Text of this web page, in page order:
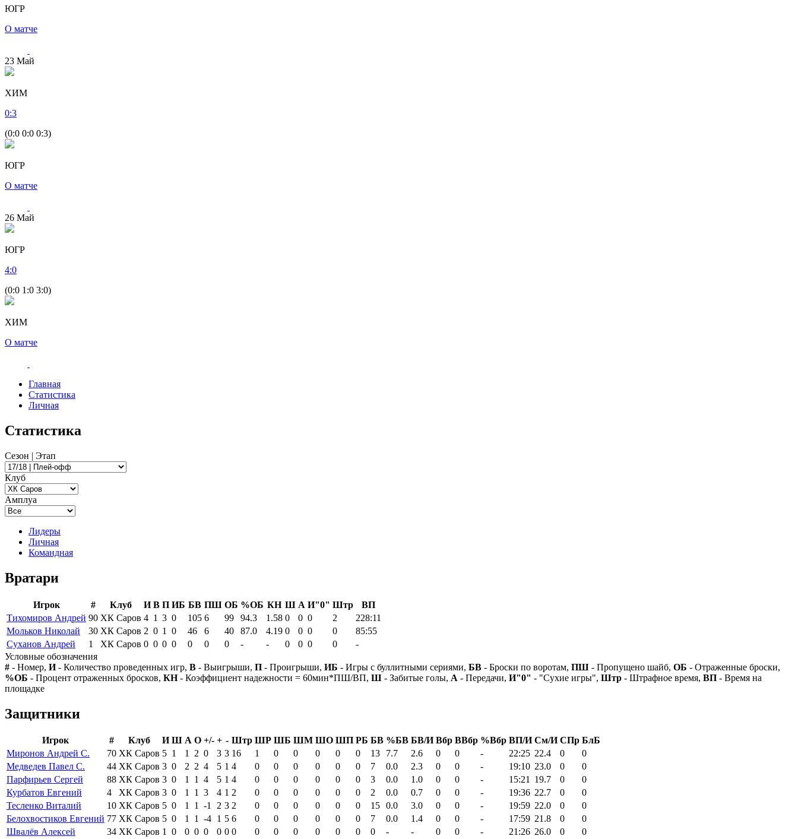
ЮГР
О матче
23 Май
ХИМ
0:3
(0:0 0:0 0:3)
ЮГР
О матче
26 Май
ЮГР
4:0
(0:0 1:0 3:0)
ХИМ
О матче
Главная
Статистика
Личная
Статистика
Сезон | Этап
Клуб
Амплуа
Лидеры
Личная
Командная
Вратари
Игрок # Клуб И В П ИБ БВ ПШ ОБ %ОБ КН Ш А И"0" Штр
ВП
Тихомиров Андрей 90 ХК Саров 4 1 3 0 105 6 99 94.3 1.58 0 0 0 2
228:11
Мольков Николай
30 ХК Саров 2 0 1 0 46 6 40 87.0 4.19 0 0 0 0
85:55
Суханов Андрей
1 ХК Саров 0 0 0 0 0 0 0 - - 0 0 0 0
-
Условные обозначения
# - Номер, И- Количество проведенных игр, В - Выигрыши, П - Проигрыши, ИБ - Игры с буллитными сериями, БВ - Броски по воротам, ПШ - Пропущено шайб, ОБ - Отраженные броски,
%ОБ - Процент отраженных бросков, КН- Коэффициент надежности = 60мин*ПШ/ВП, Ш - Забитые голы, А - Передачи, И"0" - "Сухие игры", Штр - Штрафное время, ВП - Время на
площадке
Защитники
Игрок # Клуб И Ш А О +/- + - Штр ШР ШБ ШМ ШО ШП РБ БВ %БВ БВ/И Вбр ВВбр %Вбр ВП/И См/И СПр БлБ
Миронов Андрей С.
70 ХК Саров 5 1 1 2 0 3 3 16 1 0 0 0 0 0 13 7.7 2.6 0 0 - 22:25 22.4 0
0
Медведев Павел С.
44 ХК Саров 3 0 2 2 4 5 1 4 0 0 0 0 0 0 7 0.0 2.3 0 0 - 19:10 23.0 0
0
Парфирьев Сергей
88 ХК Саров 3 0 1 1 4 5 1 4 0 0 0 0 0 0 3 0.0 1.0 0 0 - 15:21 19.7 0
0
Курбатов Евгений
4 ХК Саров 3 0 1 1 3 4 1 2 0 0 0 0 0 0 2 0.0 0.7 0 0 - 19:36 22.7 0
0
Тесленко Виталий
10 ХК Саров 5 0 1 1 -1 2 3 2 0 0 0 0 0 0 15 0.0 3.0 0 0 - 19:59 22.0 0
0
Белохвостиков Евгений 77 ХК Саров 5 0 1 1 -4 1 5 6 0 0 0 0 0 0 7 0.0 1.4 0 0 - 17:59 21.8 0
0
Швалёв Алексей
34 ХК Саров 1 0 0 0 0 0 0 0 0 0 0 0 0 0 0 - - 0 0 - 21:26 26.0 0
0